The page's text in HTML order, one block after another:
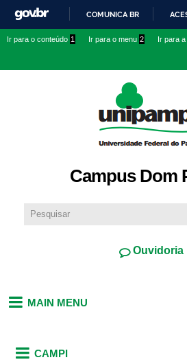
conteúdo
IR
O
COMUNICA BR
Ir para o conteúdo 1 Ir para o menu 2 Ir para
Campus Dom
Ouvidoria
MAIN MENU
CAMPI